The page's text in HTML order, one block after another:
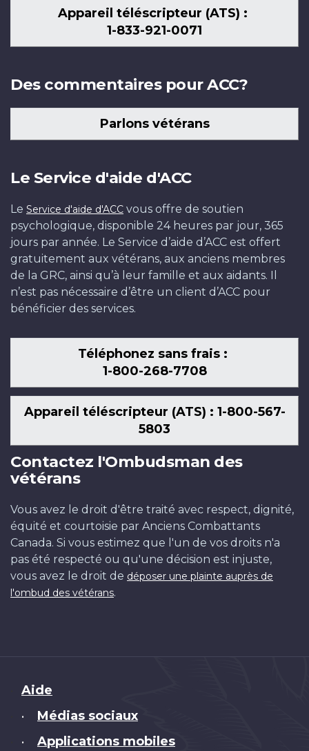
Appareil téléscripteur (ATS) :
1-833-921-0071
Des commentaires pour ACC?
Parlons vétérans
Le Service d'aide d'ACC
Le Service d'aide d'ACC vous offre de soutien
psychologique, disponible 24 heures par jour, 365
jours par année. Le Service d’aide d’ACC est offert
gratuitement aux vétérans, aux anciens membres
de la GRC, ainsi qu’à leur famille et aux aidants. Il
n’est pas nécessaire d’être un client d’ACC pour
bénéficier des services.
Téléphonez sans frais :
1-800-268-7708
Appareil téléscripteur (ATS) : 1-800-567-
5803
Contactez l'Ombudsman des
vétérans
Vous avez le droit d'être traité avec respect, dignité,
équité et courtoisie par Anciens Combattants
Canada. Si vous estimez que l'un de vos droits n'a
pas été respecté ou qu'une décision est injuste,
vous avez le droit de déposer une plainte auprès de
l'ombud des vétérans.
Brand
Aide
• Médias sociaux
• Applications mobiles